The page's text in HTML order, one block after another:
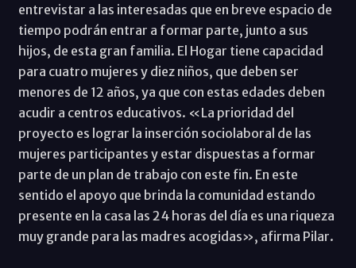
entrevistar a las interesadas que en breve espacio de
tiempo podrán entrar a formar parte, junto a sus
hijos, de esta gran familia. El Hogar tiene capacidad
para cuatro mujeres y diez niños, que deben ser
menores de 12 años, ya que con estas edades deben
acudir a centros educativos. «La prioridad del
proyecto es lograr la inserción sociolaboral de las
mujeres participantes y estar dispuestas a formar
parte de un plan de trabajo con este fin. En este
sentido el apoyo que brinda la comunidad estando
presente en la casa las 24 horas del día es una riqueza
muy grande para las madres acogidas», afirma Pilar.